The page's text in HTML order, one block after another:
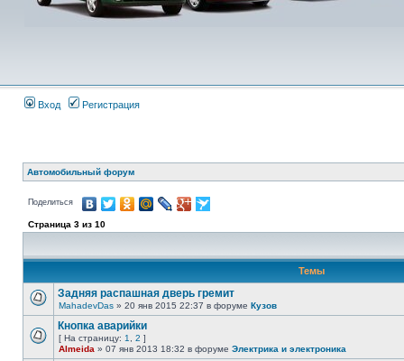
Вход Регистрация
Автомобильный форум
Поделиться
Страница 3 из 10
Темы
Задняя распашная дверь гремит
MahadevDas » 20 янв 2015 22:37 в форуме Кузов
Кнопка аварийки
[ На страницу: 1 2 ]
Almeida » 07 янв 2013 18:32 в форуме Электрика и электроника